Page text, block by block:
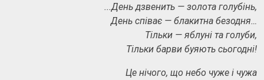
...День дзвенить — золота голубінь,
День співає — блакитна безодня…
Тільки — яблуні та голуби,
Тільки барви буяють сьогодні!
Це нічого, що небо чуже і чужа